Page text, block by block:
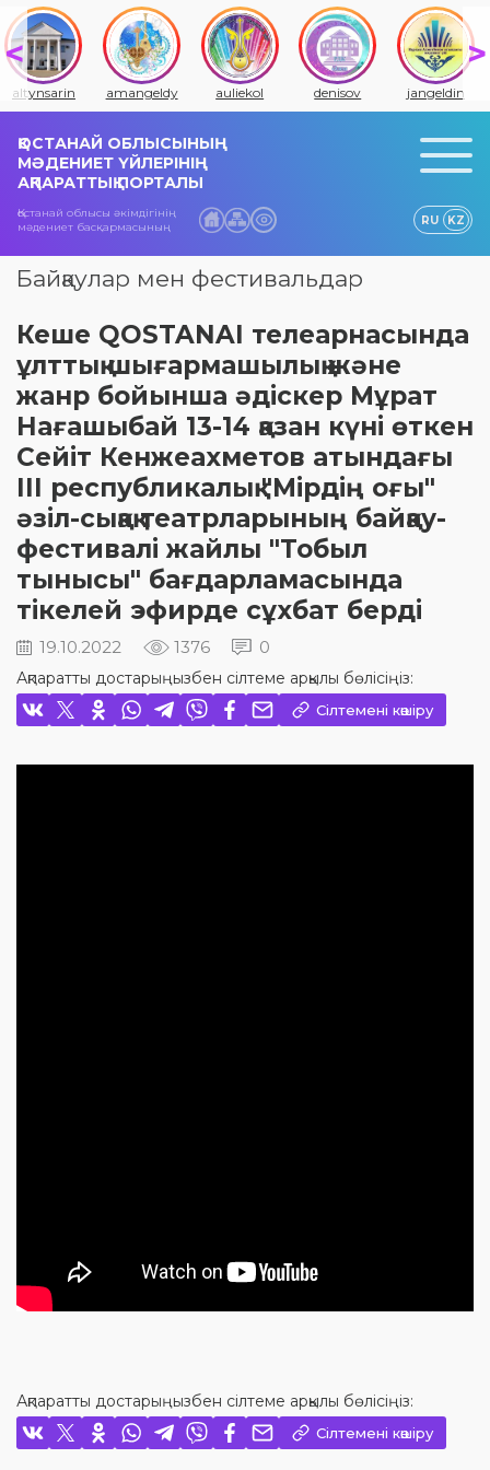
altynsarin amangeldy auliekol denisov jangeldin
ҚОСТАНАЙ ОБЛЫСЫНЫҢ
МӘДЕНИЕТ ҮЙЛЕРІНІҢ
АҚПАРАТТЫҚ ПОРТАЛЫ
Қостанай облысы әкімдігінің
мәдениет басқармасының
RU KZ
Байқаулар мен фестивальдар
Кеше QOSTANAI телеарнасында
ұлттық шығармашылық және
жанр бойынша әдіскер Мұрат
Нағашыбай 13-14 қазан күні өткен
Сейіт Кенжеахметов атындағы
ІІІ республикалық "Мірдің оғы"
әзіл-сықақ театрларының байқау-
фестивалі жайлы "Тобыл
тынысы" бағдарламасында
тікелей эфирде сұхбат берді
19.10.2022 1376 0
Ақпаратты достарыңызбен сілтеме арқылы бөлісіңіз:
Сілтемені көшіру
Ақпаратты достарыңызбен сілтеме арқылы бөлісіңіз:
Сілтемені көшіру